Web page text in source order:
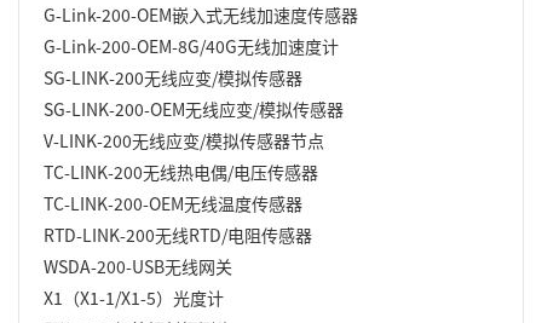
G-Link-200-OEM嵌入式无线加速度传感器
G-Link-200-OEM-8G/40G无线加速度计
SG-LINK-200无线应变/模拟传感器
SG-LINK-200-OEM无线应变/模拟传感器
V-LINK-200无线应变/模拟传感器节点
TC-LINK-200无线热电偶/电压传感器
TC-LINK-200-OEM无线温度传感器
RTD-LINK-200无线RTD/电阻传感器
WSDA-200-USB无线网关
X1（X1-1/X1-5）光度计